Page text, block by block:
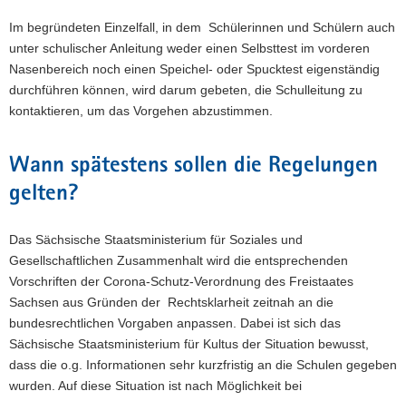
Im begründeten Einzelfall, in dem Schülerinnen und Schülern auch
unter schulischer Anleitung weder einen Selbsttest im vorderen
Nasenbereich noch einen Speichel- oder Spucktest eigenständig
durchführen können, wird darum gebeten, die Schulleitung zu
kontaktieren, um das Vorgehen abzustimmen.
Wann spätestens sollen die Regelungen
gelten?
Das Sächsische Staatsministerium für Soziales und
Gesellschaftlichen Zusammenhalt wird die entsprechenden
Vorschriften der Corona-Schutz-Verordnung des Freistaates
Sachsen aus Gründen der Rechtsklarheit zeitnah an die
bundesrechtlichen Vorgaben anpassen. Dabei ist sich das
Sächsische Staatsministerium für Kultus der Situation bewusst,
dass die o.g. Informa­tionen sehr kurzfristig an die Schulen gegeben
wurden. Auf diese Situation ist nach Möglichkeit bei